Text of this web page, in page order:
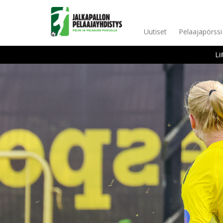
Uutiset
Pelaajapörssi